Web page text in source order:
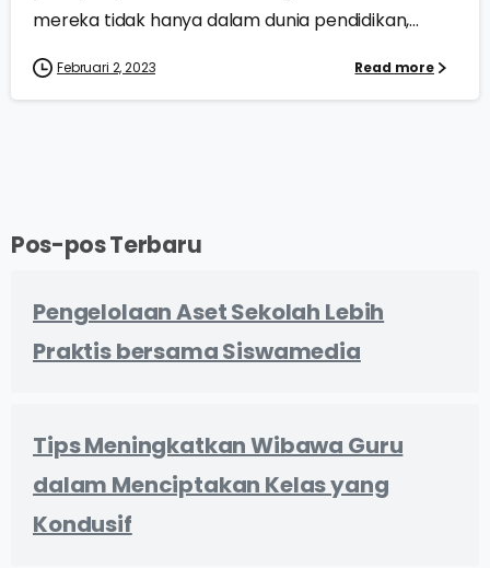
mereka tidak hanya dalam dunia pendidikan,...
Februari 2, 2023 Read more
Pos-pos Terbaru
Pengelolaan Aset Sekolah Lebih
Praktis bersama Siswamedia
Tips Meningkatkan Wibawa Guru
dalam Menciptakan Kelas yang
Kondusif